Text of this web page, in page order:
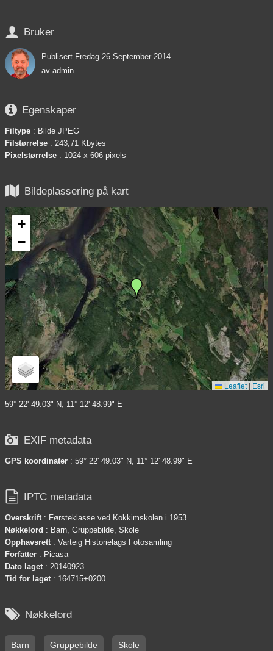
 Bruker
Publisert Fredag 26 September 2014
av admin
 Egenskaper
Filtype : Bilde JPEG
Filstørrelse : 243,71 Kbytes
Pixelstørrelse : 1024 x 606 pixels
 Bildeplassering på kart
+
−
Leaflet | Esri
59° 22' 49.03" N, 11° 12' 48.99" E
 EXIF metadata
GPS koordinater : 59° 22' 49.03" N, 11° 12' 48.99" E
 IPTC metadata
Overskrift: Førsteklasse ved Kokkimskolen i 1953
Nøkkelord : Barn, Gruppebilde, Skole
Opphavsrett: Varteig Historielags Fotosamling
Forfatter : Picasa
Dato laget: 20140923
Tid for laget: 164715+0200
 Nøkkelord
Barn Gruppebilde Skole